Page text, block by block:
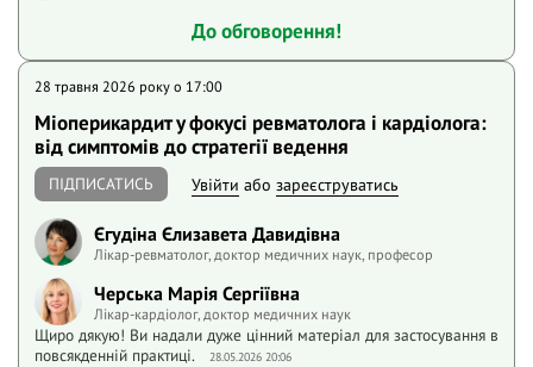
До обговорення!
28 травня 2026 року o 17:00
Міоперикардит у фокусі ревматолога і кардіолога:
від симптомів до стратегії ведення
ПІДПИСАТИСЬ Увійти або зареєструватись
Єгудіна Єлизавета Давидівна
Лікар-ревматолог, доктор медичних наук, професор
Черська Марія Сергіївна
Лікар-кардіолог, доктор медичних наук
Щиро дякую! Ви надали дуже цінний матеріал для застосування в
повсякденній практиці.
28.05.2026 20:06